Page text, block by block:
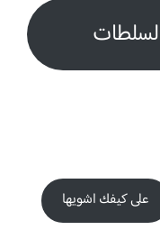
على كيفك اشويها